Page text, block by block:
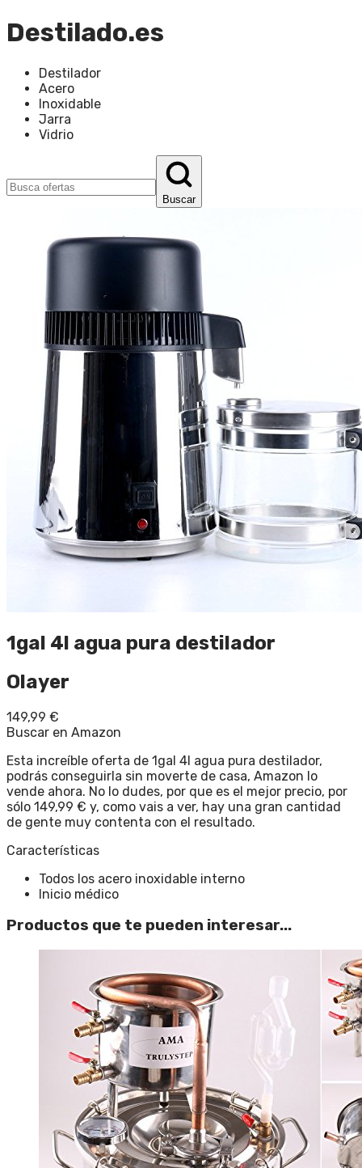
Destilado.es
Destilador
Acero
Inoxidable
Jarra
Vidrio
Buscar
1gal 4l agua pura destilador
Olayer
149,99 €
Buscar en Amazon
Esta increíble oferta de 1gal 4l agua pura destilador,
podrás conseguirla sin moverte de casa, Amazon lo
vende ahora. No lo dudes, por que es el mejor precio, por
sólo 149,99 € y, como vais a ver, hay una gran cantidad
de gente muy contenta con el resultado.
Características
Todos los acero inoxidable interno
Inicio médico
Productos que te pueden interesar...